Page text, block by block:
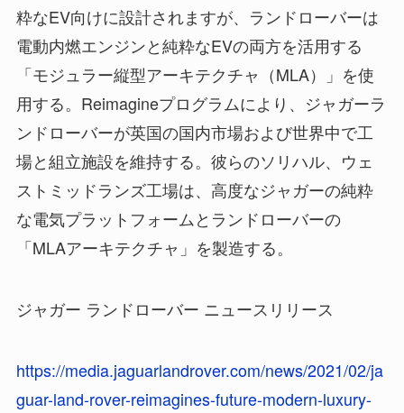
粋なEV向けに設計されますが、ランドローバーは
電動内燃エンジンと純粋なEVの両方を活用する
「モジュラー縦型アーキテクチャ（MLA）」を使
用する。Reimagineプログラムにより、ジャガーラ
ンドローバーが英国の国内市場および世界中で工
場と組立施設を維持する。彼らのソリハル、ウェ
ストミッドランズ工場は、高度なジャガーの純粋
な電気プラットフォームとランドローバーの
「MLAアーキテクチャ」を製造する。
ジャガー ランドローバー ニュースリリース
https://media.jaguarlandrover.com/news/2021/02/ja
guar-land-rover-reimagines-future-modern-luxury-